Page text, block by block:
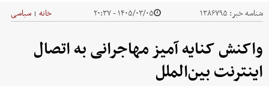
شناسه خبر: ۱۳۸۶۷۹۵ ۱۴۰۵/۰۳/۰۵ - ۲۰:۳۷ خانه | سیاسی
واکنش کنایه آمیز مهاجرانی به اتصال
اینترنت بین‌الملل